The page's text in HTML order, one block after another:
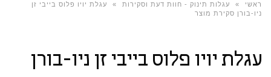
ראשי » עגלות תינוק - חוות דעת וסקירות »
עגלת יויו פלוס בייבי זן
ניו-בורן סקירת מוצר
עגלת יויו פלוס בייבי זן ניו-בורן